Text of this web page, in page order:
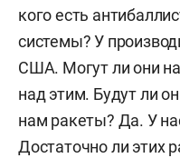
кого есть
системы? У
США. Могут ли они
над этим. Будут ли
нам ракеты? Да. У
Достаточно ли этих